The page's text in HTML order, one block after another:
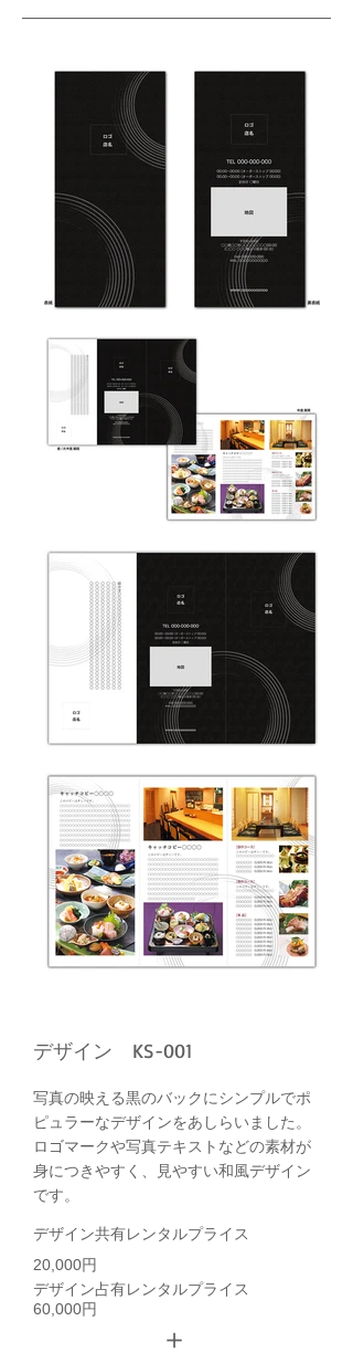
デザイン KS-001
写真の映える黒のバックにシンプルでポ
ピュラーなデザインをあしらいました。
ロゴマークや写真テキストなどの素材が
身につきやすく、見やすい和風デザイン
です。
デザイン共有レンタルプライス
20,000円
デザイン占有レンタルプライス
60,000円
＋